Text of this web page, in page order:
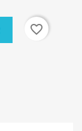
favorite_border